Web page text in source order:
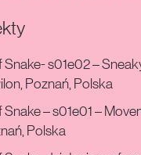
Snake- s01e02 –
Poznań, Polska
Snake – s01e01 –
Polska